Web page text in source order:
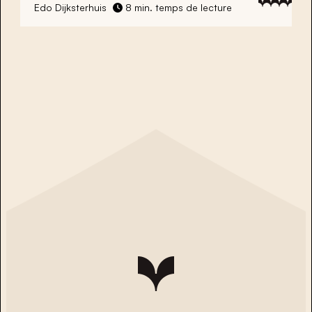
Edo Dijksterhuis 8 min. temps de lecture